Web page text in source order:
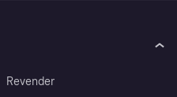
Revender